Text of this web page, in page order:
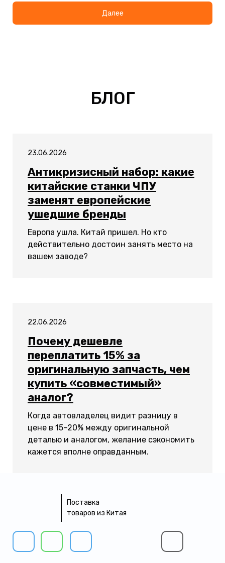
Далее
БЛОГ
23.06.2026
Антикризисный набор: какие
китайские станки ЧПУ
заменят европейские
ушедшие бренды
Европа ушла. Китай пришел. Но кто
действительно достоин занять место на
вашем заводе?
22.06.2026
Почему дешевле
переплатить 15% за
оригинальную запчасть, чем
купить «совместимый»
аналог?
Когда автовладелец видит разницу в
цене в 15–20% между оригинальной
деталью и аналогом, желание сэкономить
кажется вполне оправданным.
Поставка
товаров из Китая